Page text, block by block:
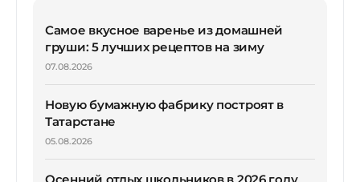
Самое вкусное варенье из домашней
груши: 5 лучших рецептов на зиму
07.08.2026
Новую бумажную фабрику построят в
Татарстане
05.08.2026